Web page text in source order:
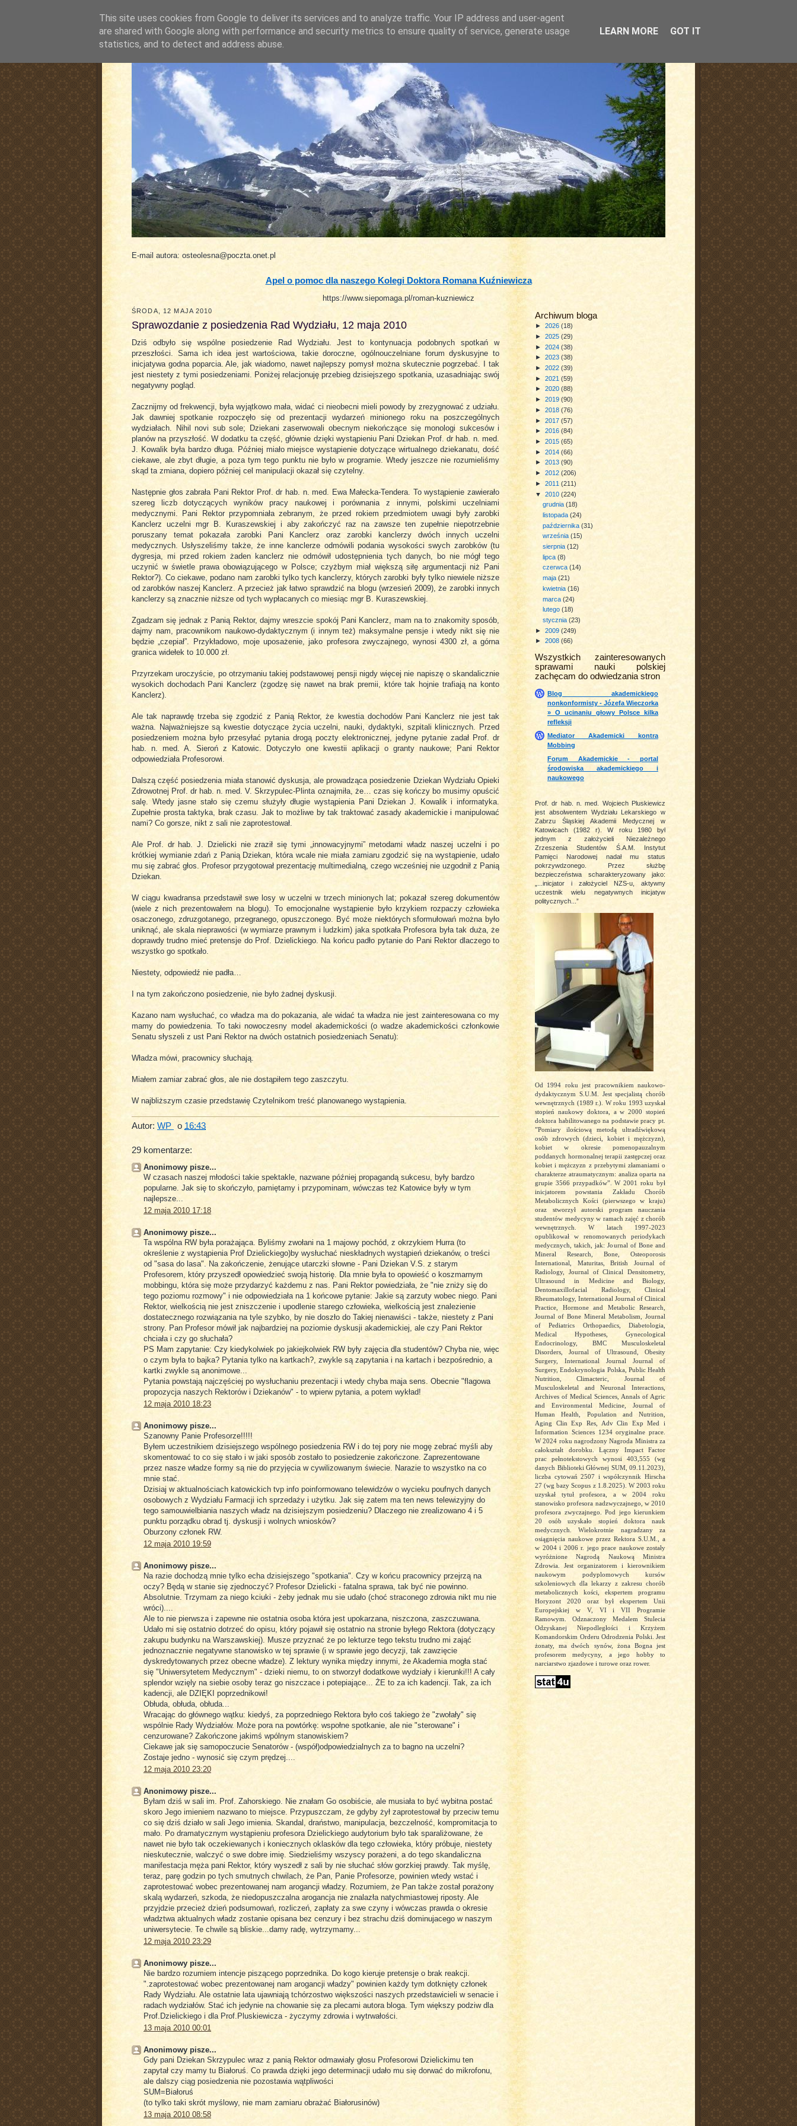
pluskiewicz.blogspot.com
E-mail autora: osteolesna@poczta.onet.pl
Apel o pomoc dla naszego Kolegi Doktora Romana Kuźniewicza
https://www.siepomaga.pl/roman-kuzniewicz
Archiwum bloga
► 2026 (18)
► 2025 (29)
► 2024 (38)
► 2023 (38)
► 2022 (39)
► 2021 (59)
► 2020 (88)
► 2019 (90)
► 2018 (76)
► 2017 (57)
► 2016 (84)
► 2015 (65)
► 2014 (66)
► 2013 (90)
► 2012 (206)
► 2011 (211)
▼ 2010 (224)
grudnia(18)
listopada(24)
października(31)
września(15)
sierpnia(12)
lipca(8)
czerwca(14)
maja(21)
kwietnia(16)
marca(24)
lutego(18)
stycznia(23)
► 2009 (249)
► 2008 (66)
Wszystkich zainteresowanych
sprawami nauki polskiej
zachęcam do odwiedzania stron
Blog akademickiego
nonkonformisty - Józefa Wieczorka
» O ucinaniu głowy Polsce kilka
refleksji
Mediator Akademicki kontra
Mobbing
Forum Akademickie - portal
środowiska akademickiego i
naukowego
Prof. dr hab. n. med. Wojciech Pluskiewicz
jest absolwentem Wydziału Lekarskiego w
Zabrzu Śląskiej Akademii Medycznej w
Katowicach (1982 r). W roku 1980 był
jednym z założycieli Niezależnego
Zrzeszenia Studentów Ś.A.M. Instytut
Pamięci Narodowej nadał mu status
pokrzywdzonego. Przez służbę
bezpieczeństwa scharakteryzowany jako:
„...inicjator i założyciel NZS-u, aktywny
uczestnik wielu negatywnych inicjatyw
politycznych...”
Od 1994 roku jest pracownikiem naukowo-
dydaktycznym S.U.M. Jest specjalistą chorób
wewnętrznych (1989 r.). W roku 1993 uzyskał
stopień naukowy doktora, a w 2000 stopień
doktora habilitowanego na podstawie pracy pt.
”Pomiary ilościową metodą ultradźwiękową
osób zdrowych (dzieci, kobiet i mężczyzn),
kobiet w okresie pomenopauzalnym
poddanych hormonalnej terapii zastępczej oraz
kobiet i mężczyzn z przebytymi złamaniami o
charakterze atraumatycznym: analiza oparta na
grupie 3566 przypadków”. W 2001 roku był
inicjatorem powstania Zakładu Chorób
Metabolicznych Kości (pierwszego w kraju)
oraz stworzył autorski program nauczania
studentów medycyny w ramach zajęć z chorób
wewnętrznych. W latach 1997-2023
opublikował w renomowanych periodykach
medycznych, takich, jak: Journal of Bone and
Mineral Research, Bone, Osteoporosis
International, Maturitas, British Journal of
Radiology, Journal of Clinical Densitometry,
Ultrasound in Medicine and Biology,
Dentomaxillofacial Radiology, Clinical
Rheumatology, International Journal of Clinical
Practice, Hormone and Metabolic Research,
Journal of Bone Mineral Metabolism, Journal
of Pediatrics Orthopaedics, Diabetologia,
Medical Hypotheses, Gynecological
Endocrinology, BMC Musculoskeletal
Disorders, Journal of Ultrasound, Obesity
Surgery, International Journal Journal of
Surgery, Endokrynologia Polska, Public Health
Nutrition, Climacteric, Journal of
Musculoskeletal and Neuronal Interactions,
Archives of Medical Sciences, Annals of Agric
and Environmental Medicine, Journal of
Human Health, Population and Nutrition,
Aging Clin Exp Res, Adv Clin Exp Med i
Information Sciences 1234 oryginalne prace.
W 2024 roku nagrodzony Nagroda Ministra za
całokształt dorobku. Łączny Impact Factor
prac pełnotekstowych wynosi 403,555 (wg
danych Biblioteki Głównej SUM, 09.11.2023),
liczba cytowań 2507 i współczynnik Hirscha
27 (wg bazy Scopus z 1.8.2025). W 2003 roku
uzyskał tytuł profesora, a w 2004 roku
stanowisko profesora nadzwyczajnego, w 2010
profesora zwyczajnego. Pod jego kierunkiem
20 osób uzyskało stopień doktora nauk
medycznych. Wielokrotnie nagradzany za
osiągnięcia naukowe przez Rektora S.U.M., a
w 2004 i 2006 r. jego prace naukowe zostały
wyróżnione Nagrodą Naukową Ministra
Zdrowia. Jest organizatorem i kierownikiem
naukowym podyplomowych kursów
szkoleniowych dla lekarzy z zakresu chorób
metabolicznych kości, ekspertem programu
Horyzont 2020 oraz był ekspertem Unii
Europejskiej w V, VI i VII Programie
Ramowym. Odznaczony Medalem Stulecia
Odzyskanej Niepodległości i Krzyżem
Komandorskim Orderu Odrodzenia Polski. Jest
żonaty, ma dwóch synów, żona Bogna jest
profesorem medycyny, a jego hobby to
narciarstwo zjazdowe i turowe oraz rower.
ŚRODA, 12 MAJA 2010
Sprawozdanie z posiedzenia Rad Wydziału, 12 maja 2010
Dziś odbyło się wspólne posiedzenie Rad Wydziału. Jest to kontynuacja podobnych spotkań w
przeszłości. Sama ich idea jest wartościowa, takie doroczne, ogólnouczelniane forum dyskusyjne to
inicjatywa godna poparcia. Ale, jak wiadomo, nawet najlepszy pomysł można skutecznie pogrzebać. I tak
jest niestety z tymi posiedzeniami. Poniżej relacjonuję przebieg dzisiejszego spotkania, uzasadniając swój
negatywny pogląd.
Zacznijmy od frekwencji, była wyjątkowo mała, widać ci nieobecni mieli powody by zrezygnować z udziału.
Jak dawniej spotkanie rozpoczęło się od prezentacji wydarzeń minionego roku na poszczególnych
wydziałach. Nihil novi sub sole; Dziekani zaserwowali obecnym niekończące się monologi sukcesów i
planów na przyszłość. W dodatku ta część, głównie dzięki wystąpieniu Pani Dziekan Prof. dr hab. n. med.
J. Kowalik była bardzo długa. Później miało miejsce wystąpienie dotyczące wirtualnego dziekanatu, dość
ciekawe, ale zbyt długie, a poza tym tego punktu nie było w programie. Wtedy jeszcze nie rozumieliśmy
skąd ta zmiana, dopiero później cel manipulacji okazał się czytelny.
Następnie głos zabrała Pani Rektor Prof. dr hab. n. med. Ewa Małecka-Tendera. To wystąpienie zawierało
szereg liczb dotyczących wyników pracy naukowej i porównania z innymi, polskimi uczelniami
medycznymi. Pani Rektor przypomniała zebranym, że przed rokiem przedmiotem uwagi były zarobki
Kanclerz uczelni mgr B. Kuraszewskiej i aby zakończyć raz na zawsze ten zupełnie niepotrzebnie
poruszany temat pokazała zarobki Pani Kanclerz oraz zarobki kanclerzy dwóch innych uczelni
medycznych. Usłyszeliśmy także, że inne kanclerze odmówili podania wysokości swych zarobków (tu
dygresja, mi przed rokiem żaden kanclerz nie odmówił udostępnienia tych danych, bo nie mógł tego
uczynić w świetle prawa obowiązującego w Polsce; czyżbym miał większą siłę argumentacji niż Pani
Rektor?). Co ciekawe, podano nam zarobki tylko tych kanclerzy, których zarobki były tylko niewiele niższe
od zarobków naszej Kanclerz. A przecież jak łatwo sprawdzić na blogu (wrzesień 2009), że zarobki innych
kanclerzy są znacznie niższe od tych wypłacanych co miesiąc mgr B. Kuraszewskiej.
Zgadzam się jednak z Panią Rektor, dajmy wreszcie spokój Pani Kanclerz, mam na to znakomity sposób,
dajmy nam, pracownikom naukowo-dydaktycznym (i innym też) maksymalne pensje i wtedy nikt się nie
będzie „czepiał”. Przykładowo, moje uposażenie, jako profesora zwyczajnego, wynosi 4300 zł, a górna
granica widełek to 10.000 zł.
Przyrzekam uroczyście, po otrzymaniu takiej podstawowej pensji nigdy więcej nie napiszę o skandalicznie
wysokich dochodach Pani Kanclerz (zgodzę się nawet na brak premii, które tak hojnie trafiają na konto
Kanclerz).
Ale tak naprawdę trzeba się zgodzić z Panią Rektor, że kwestia dochodów Pani Kanclerz nie jest tak
ważna. Najważniejsze są kwestie dotyczące życia uczelni, nauki, dydaktyki, szpitali klinicznych. Przed
posiedzeniem można było przesyłać pytania drogą poczty elektronicznej, jedyne pytanie zadał Prof. dr
hab. n. med. A. Sieroń z Katowic. Dotyczyło one kwestii aplikacji o granty naukowe; Pani Rektor
odpowiedziała Profesorowi.
Dalszą część posiedzenia miała stanowić dyskusja, ale prowadząca posiedzenie Dziekan Wydziału Opieki
Zdrowotnej Prof. dr hab. n. med. V. Skrzypulec-Plinta oznajmiła, że… czas się kończy bo musimy opuścić
salę. Wtedy jasne stało się czemu służyły długie wystąpienia Pani Dziekan J. Kowalik i informatyka.
Zupełnie prosta taktyka, brak czasu. Jak to możliwe by tak traktować zasady akademickie i manipulować
nami? Co gorsze, nikt z sali nie zaprotestował.
Ale Prof. dr hab. J. Dzielicki nie zraził się tymi „innowacyjnymi” metodami władz naszej uczelni i po
krótkiej wymianie zdań z Panią Dziekan, która wcale nie miała zamiaru zgodzić się na wystąpienie, udało
mu się zabrać głos. Profesor przygotował prezentację multimedialną, czego wcześniej nie uzgodnił z Panią
Dziekan.
W ciągu kwadransa przedstawił swe losy w uczelni w trzech minionych lat; pokazał szereg dokumentów
(wiele z nich prezentowałem na blogu). To emocjonalne wystąpienie było krzykiem rozpaczy człowieka
osaczonego, zdruzgotanego, przegranego, opuszczonego. Być może niektórych sformułowań można było
uniknąć, ale skala nieprawości (w wymiarze prawnym i ludzkim) jaka spotkała Profesora była tak duża, że
doprawdy trudno mieć pretensje do Prof. Dzielickiego. Na końcu padło pytanie do Pani Rektor dlaczego to
wszystko go spotkało.
Niestety, odpowiedź nie padła…
I na tym zakończono posiedzenie, nie było żadnej dyskusji.
Kazano nam wysłuchać, co władza ma do pokazania, ale widać ta władza nie jest zainteresowana co my
mamy do powiedzenia. To taki nowoczesny model akademickości (o wadze akademickości członkowie
Senatu słyszeli z ust Pani Rektor na dwóch ostatnich posiedzeniach Senatu):
Władza mówi, pracownicy słuchają.
Miałem zamiar zabrać głos, ale nie dostąpiłem tego zaszczytu.
W najbliższym czasie przedstawię Czytelnikom treść planowanego wystąpienia.
Autor: WP o 16:43
29 komentarze:
Anonimowy pisze...
W czasach naszej młodości takie spektakle, nazwane później propagandą sukcesu, były bardzo
popularne. Jak się to skończyło, pamiętamy i przypominam, wówczas też Katowice były w tym
najlepsze...
12 maja 2010 17:18
Anonimowy pisze...
Ta wspólna RW była porażająca. Byliśmy zwołani na 1 majowy pochód, z okrzykiem Hurra (to
określenie z wystąpienia Prof Dzielickiego)by wysłuchać nieskładnych wystąpień dziekanów, o treści
od "sasa do lasa". Na zakończenie, żenujące utarczki słowne - Pani Dziekan V.S. z starym
Profesorem, który przyszedł opowiedzieć swoją historię. Dla mnie była to opowieść o koszmarnym
mobbingu, która się może przydarzyć każdemu z nas. Pani Rektor powiedziała, że "nie zniży się do
tego poziomu rozmowy" i nie odpowiedziała na 1 końcowe pytanie: Jakie są zarzuty wobec niego. Pani
Rektor, wielkością nie jest zniszczenie i upodlenie starego człowieka, wielkością jest znalezienie
dostatecznego rozwiązania na tyle szybko, by nie doszło do Takiej nienawiści - także, niestety z Pani
strony. Pan Profesor mówił jak najbardziej na poziomie dyskusji akademickiej, ale czy Pani Rektor
chciała i czy go słuchała?
PS Mam zapytanie: Czy kiedykolwiek po jakiejkolwiek RW były zajęcia dla studentów? Chyba nie, więc
o czym była to bajka? Pytania tylko na kartkach?, zwykle są zapytania i na kartach i bezpośrednio, a
kartki zwykle są anonimowe...
Pytania powstają najczęściej po wysłuchaniu prezentacji i wtedy chyba maja sens. Obecnie "flagowa
propozycja naszych Rektorów i Dziekanów" - to wpierw pytania, a potem wykład!
12 maja 2010 18:23
Anonimowy pisze...
Szanowny Panie Profesorze!!!!!
Byłem uczestnikiem dzisiejszego wspólnego posiedzenia RW i do tej pory nie mogę zebrać myśli aby
skomentować to co się stało i w jaki sposób zostało to posiedzenie zakończone. Zaprezentowane
przez nasze władze formy są nie do przyjęcia w cywilizowanym świecie. Narazie to wszystko na co
mnie stać.
Dzisiaj w aktualnościach katowickich tvp info poinformowano telewidzów o wycieku poufnych danych
osobowych z Wydziału Farmacji ich sprzedaży i użytku. Jak się zatem ma ten news telewizyjny do
tego samouwielbiania naszych władz na dzisiejszym posiedzeniu? Dlaczego nie zrealizowano 4 i 5
punktu porządku obrad tj. dyskusji i wolnych wniosków?
Oburzony członek RW.
12 maja 2010 19:59
Anonimowy pisze...
Na razie dochodzą mnie tylko echa dzisiejszego "spotkania". Czy w końcu pracownicy przejrzą na
oczy? Będą w stanie się zjednoczyć? Profesor Dzielicki - fatalna sprawa, tak być nie powinno.
Absolutnie. Trzymam za niego kciuki - żeby jednak mu sie udało (choć straconego zdrowia nikt mu nie
wróci)....
Ale to nie pierwsza i zapewne nie ostatnia osoba która jest upokarzana, niszczona, zaszczuwana.
Udało mi się ostatnio dotrzeć do opisu, który pojawił się ostatnio na stronie byłego Rektora (dotyczący
zakupu budynku na Warszawskiej). Musze przyznać że po lekturze tego tekstu trudno mi zająć
jednoznacznie negatywne stanowisko w tej sprawie (i w sprawie jego decyzji, tak zawzięcie
dyskredytowanych przez obecne władze). Z lektury wynika między innymi, że Akademia mogła stać
się "Uniwersytetem Medycznym" - dzieki niemu, to on stworzył dodatkowe wydziały i kierunki!!! A cały
splendor wzięly na siebie osoby teraz go niszczace i potepiające... ŻE to za ich kadencji. Tak, za ich
kadencji, ale DZIĘKI poprzednikowi!
Obłuda, obłuda, obłuda...
Wracając do głównego wątku: kiedyś, za poprzedniego Rektora było coś takiego że "zwołały" się
wspólnie Rady Wydziałów. Może pora na powtórkę: wspołne spotkanie, ale nie "sterowane" i
cenzurowane? Zakończone jakimś wpólnym stanowiskiem?
Ciekawe jak się samopoczucie Senatorów - (współ)odpowiedzialnych za to bagno na uczelni?
Zostaje jedno - wynosić się czym prędzej....
12 maja 2010 23:20
Anonimowy pisze...
Byłam dziś w sali im. Prof. Zahorskiego. Nie znałam Go osobiście, ale musiała to być wybitna postać
skoro Jego imieniem nazwano to miejsce. Przypuszczam, że gdyby żył zaprotestował by przeciw temu
co się dziś działo w sali Jego imienia. Skandal, draństwo, manipulacja, bezczelność, kompromitacja to
mało. Po dramatycznym wystąpieniu profesora Dzielickiego audytorium było tak sparaliżowane, że
nawet nie było tak oczekiewanych i koniecznych oklasków dla tego człowieka, który próbuje, niestety
nieskutecznie, walczyć o swe dobre imię. Siedzieliśmy wszyscy porażeni, a do tego skandaliczna
manifestacja męża pani Rektor, który wyszedł z sali by nie słuchać słów gorzkiej prawdy. Tak myślę,
teraz, parę godzin po tych smutnych chwilach, że Pan, Panie Profesorze, powinien wtedy wstać i
zaprotestować wobec prezentowanej nam arogancji władzy. Rozumiem, że Pan także został porażony
skalą wydarzeń, szkoda, że niedopuszczalna arogancja nie znalazła natychmiastowej riposty. Ale
przyjdzie przecież dzień podsumowań, rozliczeń, zapłaty za swe czyny i wówczas prawda o okresie
władztwa aktualnych władz zostanie opisana bez cenzury i bez strachu dziś dominujacego w naszym
uniwersytecie. Te chwile są bliskie...damy radę, wytrzymamy...
12 maja 2010 23:29
Anonimowy pisze...
Nie bardzo rozumiem intencje piszącego poprzednika. Do kogo kieruje pretensje o brak reakcji.
".zaprotestować wobec prezentowanej nam arogancji władzy" powinien każdy tym dotknięty członek
Rady Wydziału. Ale ostatnie lata ujawniają tchórzostwo większości naszych przedstawicieli w senacie i
radach wydziałów. Stać ich jedynie na chowanie się za plecami autora bloga. Tym większy podziw dla
Prof.Dzielickiego i dla Prof.Pluskiewicza - życzymy zdrowia i wytrwałości.
13 maja 2010 00:01
Anonimowy pisze...
Gdy pani Dziekan Skrzypulec wraz z panią Rektor odmawiały głosu Profesorowi Dzielickimu ten
zapytał czy mamy tu Białoruś. Co prawda dzięki jego determinacji udało mu się dorwać do mikrofonu,
ale dalszy ciąg posiedzenia nie pozostawia wątpliwości
SUM=Białoruś
(to tylko taki skrót myślowy, nie mam zamiaru obrażać Białorusinów)
13 maja 2010 08:58
This site uses cookies from Google to deliver its services and to analyze traffic. Your IP address and user-agent
are shared with Google along with performance and security metrics to ensure quality of service, generate usage
statistics, and to detect and address abuse.
LEARN MORE GOT IT